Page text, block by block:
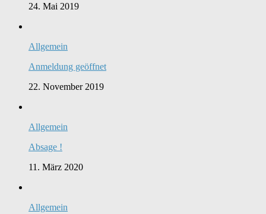
24. Mai 2019
Allgemein
Anmeldung geöffnet
22. November 2019
Allgemein
Absage !
11. März 2020
Allgemein